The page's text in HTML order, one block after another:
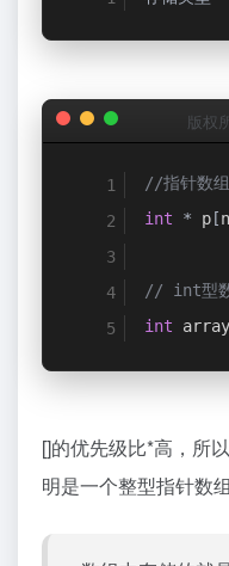
版权
//指针数
int
* p n
// int型
int array
[]的优先级比*高，所
明是一个整型指针数